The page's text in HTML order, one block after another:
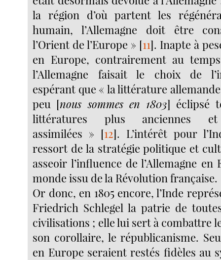
la région d’où partent les
humain, l’Allemagne doit être
l’Orient de l’Europe » [11]. Inapte à
en Europe, contrairement au
l’Allemagne faisait le choix de
espérant que « la littérature
peu [nous sommes en 1803] éclipsé
littératures plus anciennes
assimilées » [12]. L’intérêt pour
ressort de la stratégie politique et
asseoir l’influence de l’Allemagne
monde issu de la Révolution française.
Or donc, en 1805 encore, l’Inde
Friedrich Schlegel la patrie de
civilisations ; elle lui sert à combattre
son corollaire, le républicanisme.
en Europe seraient restés fidèles au